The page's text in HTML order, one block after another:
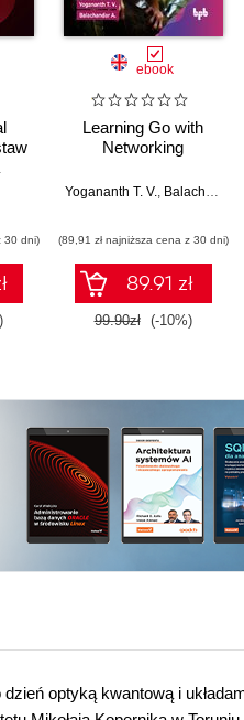
30 dni)
ebook
Learning Go with
Networking
Yogananth T. V., Balachandar A.
(89,91 zł najniższa cena z 30 dni)
89.91 zł
99.90zł (-10%)
optyką kwantową i